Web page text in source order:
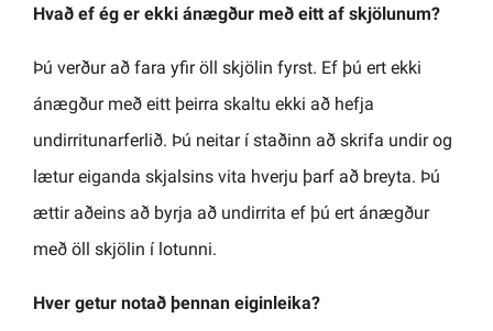
Hvað ef ég er ekki ánægður með eitt af skjölunum?
Þú verður að fara yfir öll skjölin fyrst. Ef þú ert ekki
ánægður með eitt þeirra skaltu ekki að hefja
undirritunarferlið. Þú neitar í staðinn að skrifa undir og
lætur eiganda skjalsins vita hverju þarf að breyta. Þú
ættir aðeins að byrja að undirrita ef þú ert ánægður
með öll skjölin í lotunni.
Hver getur notað þennan eiginleika?